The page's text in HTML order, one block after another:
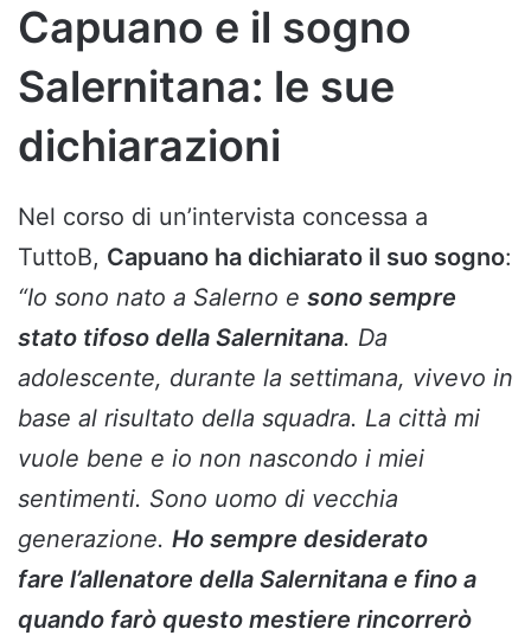
Capuano e il sogno
Salernitana: le sue
dichiarazioni
Nel corso di un’intervista concessa a
TuttoB, Capuano ha dichiarato il suo sogno:
“Io sono nato a Salerno e sono sempre
stato tifoso della Salernitana. Da
adolescente, durante la settimana, vivevo in
base al risultato della squadra. La città mi
vuole bene e io non nascondo i miei
sentimenti. Sono uomo di vecchia
generazione. Ho sempre desiderato
fare l’allenatore della Salernitana e fino a
quando farò questo mestiere rincorrerò